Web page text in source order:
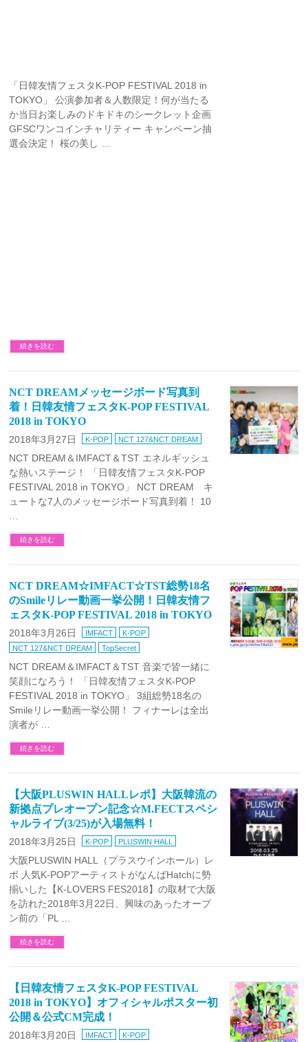
「日韓友情フェスタK-POP FESTIVAL 2018 in
TOKYO」 公演参加者＆人数限定！何が当たる
か当日お楽しみのドキドキのシークレット企画
GFSCワンコインチャリティー キャンペーン抽
選会決定！ 桜の美し …
続きを読む
NCT DREAMメッセージボード写真到
着！日韓友情フェスタK-POP FESTIVAL
2018 in TOKYO
2018年3月27日 K-POP NCT 127&NCT DREAM
NCT DREAM＆IMFACT＆TST エネルギッシュ
な熱いステージ！ 「日韓友情フェスタK-POP
FESTIVAL 2018 in TOKYO」 NCT DREAM キ
ュートな7人のメッセージボード写真到着！ 10
続きを読む
NCT DREAM☆IMFACT☆TST総勢18名
のSmileリレー動画一挙公開！日韓友情フ
ェスタK-POP FESTIVAL 2018 in TOKYO
2018年3月26日 IMFACT
K-POP
NCT 127&NCT DREAM
TopSecret
NCT DREAM＆IMFACT＆TST 音楽で皆一緒に
笑顔になろう！ 「日韓友情フェスタK-POP
FESTIVAL 2018 in TOKYO」 3組総勢18名の
Smileリレー動画一挙公開！ フィナーレは全出
演者が …
続きを読む
【大阪PLUSWIN HALLレポ】大阪韓流の
新拠点プレオープン記念☆M.FECTスペシ
ャルライブ(3/25)が入場無料！
2018年3月25日 K-POP PLUSWIN HALL
大阪PLUSWIN HALL（プラスウインホール）レ
ポ 人気K-POPアーティストがなんばHatchに勢
揃いした【K-LOVERS FES2018】の取材で大阪
を訪れた2018年3月22日、興味のあったオープ
ン前の「PL …
続きを読む
【日韓友情フェスタK-POP FESTIVAL
2018 in TOKYO】オフィシャルポスター初
公開＆公式CM完成！
2018年3月20日 IMFACT K-POP